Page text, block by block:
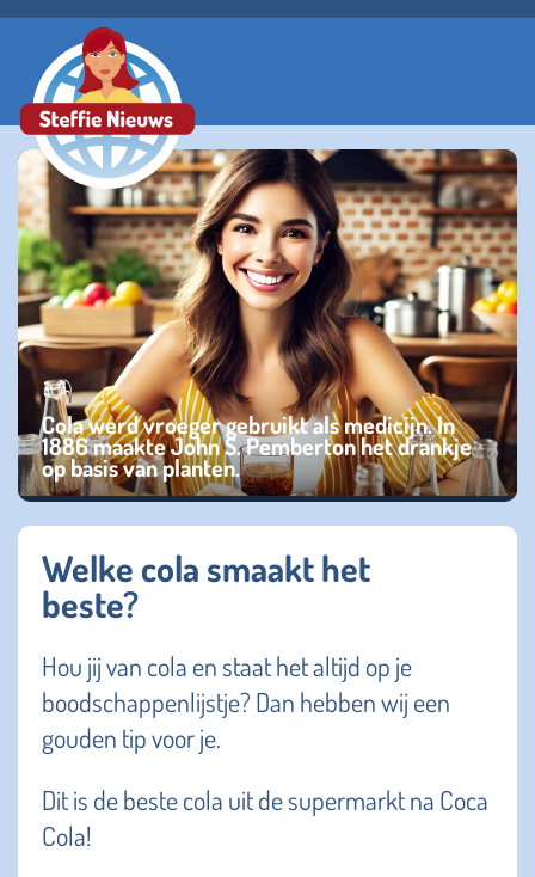
Cola werd vroeger gebruikt als medicijn. In
1886 maakte John S. Pemberton het drankje
op basis van planten.
Welke cola smaakt het
beste?
Hou jij van cola en staat het altijd op je
boodschappenlijstje? Dan hebben wij een
gouden tip voor je.
Dit is de beste cola uit de supermarkt na Coca
Cola!